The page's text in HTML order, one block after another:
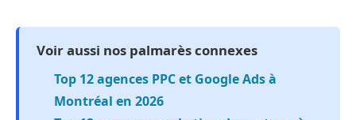
Voir aussi nos palmarès connexes
Top 12 agences PPC et Google Ads à
Montréal en 2026